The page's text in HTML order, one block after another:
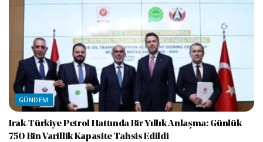
GÜNDEM
Irak-Türkiye Petrol Hattında Bir Yıllık Anlaşma: Günlük
750 Bin Varillik Kapasite Tahsis Edildi